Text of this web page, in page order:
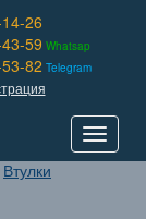
26
59 Whatsap
82 Telegram
Toggle
Втулки